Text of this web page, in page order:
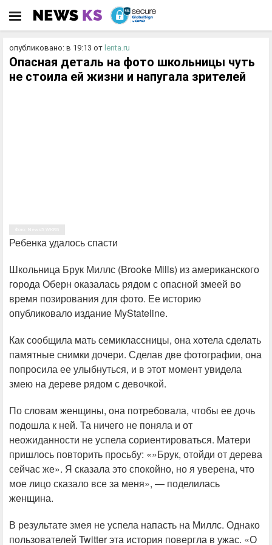
опубликовано: в 19:13 от lenta.ru
Опасная деталь на фото школьницы чуть
не стоила ей жизни и напугала зрителей
Ребенка удалось спасти
Школьница Брук Миллс (Brooke Mills) из американского
города Оберн оказалась рядом с опасной змеей во
время позирования для фото. Ее историю
опубликовало издание MyStateline.
Как сообщила мать семиклассницы, она хотела сделать
памятные снимки дочери. Сделав две фотографии, она
попросила ее улыбнуться, и в этот момент увидела
змею на дереве рядом с девочкой.
По словам женщины, она потребовала, чтобы ее дочь
подошла к ней. Та ничего не поняла и от
неожиданности не успела сориентироваться. Матери
пришлось повторить просьбу: «»Брук, отойди от дерева
сейчас же». Я сказала это спокойно, но я уверена, что
мое лицо сказало все за меня», — поделилась
женщина.
В результате змея не успела напасть на Миллс. Однако
пользователей Twitter эта история повергла в ужас. «О